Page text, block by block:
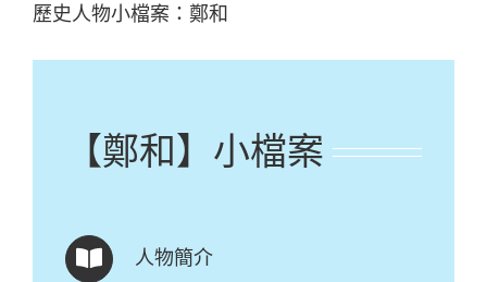
歷史人物小檔案：鄭和
【鄭和】小檔案
人物簡介